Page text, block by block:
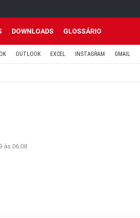
DOWNLOADS GLOSSÁRIO
OUTLOOK EXCEL INSTAGRAM GMAIL
às 06:08